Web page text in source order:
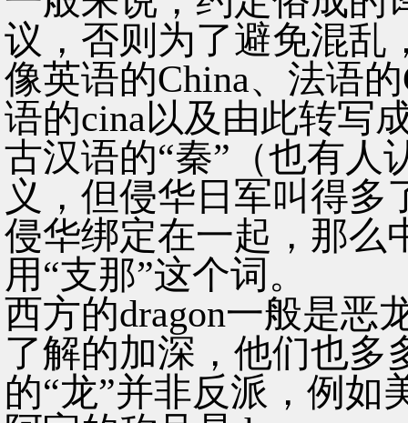
议，否则为了避免混乱
像英语的China、法语
语的cina以及由此转写
古汉语的“秦”（也有人
义，但侵华日军叫得
侵华绑定在一起，那么
用“支那”这个词。
西方的dragon一般是恶
了解的加深，他们也多
的“龙”并非反派，例如